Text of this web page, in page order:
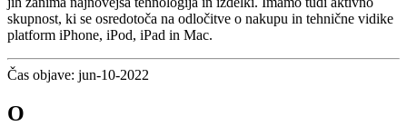
skupnost, ki se osredotoča na odločitve o nakupu in tehnične vidike
platform iPhone, iPod, iPad in Mac.
Čas objave: jun-10-2022
O